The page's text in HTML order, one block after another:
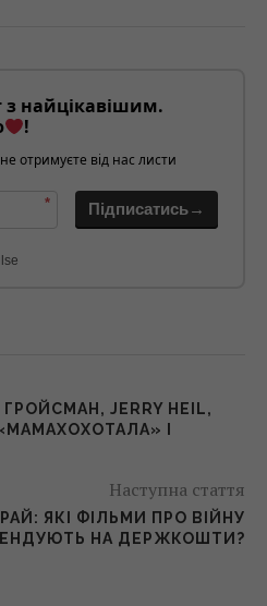
найцікавішим.
!
отримуєте від нас листи
* Підписатись→
JERRY HEIL,
І
Наступна стаття
ЯКІ ФІЛЬМИ ПРО ВІЙНУ
НА ДЕРЖКОШТИ?